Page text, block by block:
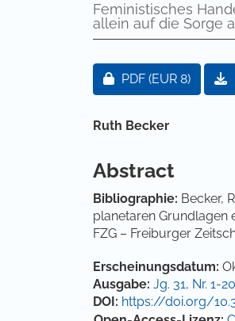
Feministisches
allein auf die Sorge
Artikel-Sidebar
Zugang für
PDF (EUR 8)
Ruth Becker
Abstract
Bibliographie: Becker,
planetaren Grundlagen
FZG – Freiburger
Artikel-Details
Erscheinungsdatum:
Ausgabe: Jg. 31, Nr. 1-
DOI: https://doi.org/